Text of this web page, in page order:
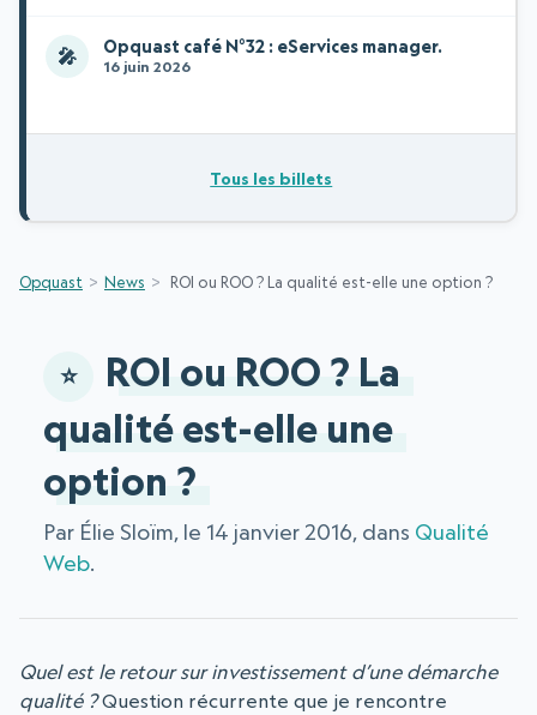
🎤 Opquast café N°32 : eServices manager.
16 juin 2026
Tous les billets
Opquast News ROI ou ROO ? La qualité est-elle une option ?
ROI ou ROO ? La
qualité est-elle une
option ?
Par Élie Sloïm, le 14 janvier 2016, dans Qualité
Web.
Quel est le retour sur investissement d’une démarche
qualité ?Question récurrente que je rencontre